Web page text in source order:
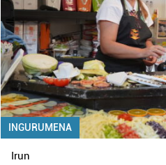
INGURUMENA
Irun